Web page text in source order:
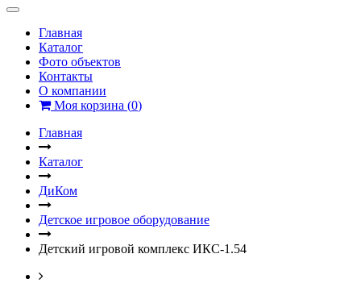
Главная
Каталог
Фото объектов
Контакты
О компании
Моя корзина (0)
Главная
Каталог
ДиКом
Детское игровое оборудование
Детский игровой комплекс ИКС-1.54